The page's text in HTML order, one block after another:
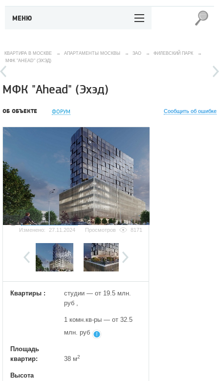
МЕНЮ
КВАРТИРА В МОСКВЕ → АПАРТАМЕНТЫ МОСКВЫ → ЗАО → ФИЛЕВСКИЙ ПАРК
→
МФК "AHEAD" (ЭХЭД)
МФК "Ahead" (Эхэд)
ОБ ОБЪЕКТЕ ФОРУМ Сообщить об ошибке
Добавить фотографию
Изменено:
27.11.2024 Просмотров 8171
Квартиры :
студии — от 19.5 млн.
руб ,
1 комн.кв-ры — от 32.5
млн. руб
Площадь
квартир:
38 м2
Высота